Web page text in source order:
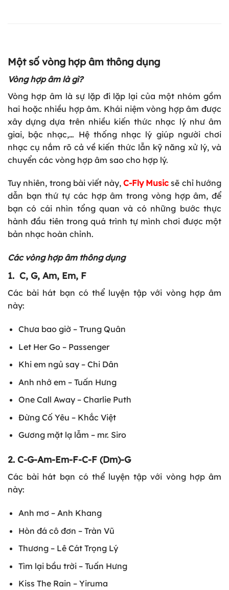
Một số vòng hợp âm thông dụng
Vòng hợp âm là gì?
Vòng hợp âm là sự lặp đi lặp lại của một nhóm gồm
hai hoặc nhiều hợp âm. Khái niệm vòng hợp âm được
xây dựng dựa trên nhiều kiến thức nhạc lý như âm
giai, bậc nhạc,… Hệ thống nhạc lý giúp người chơi
nhạc cụ nắm rõ cả về kiến thức lẫn kỹ năng xử lý, và
chuyển các vòng hợp âm sao cho hợp lý.
Tuy nhiên, trong bài viết này, C-Fly Music sẽ chỉ hướng
dẫn bạn thứ tự các hợp âm trong vòng hợp âm, để
bạn có cái nhìn tổng quan và có những bước thực
hành đầu tiên trong quá trình tự mình chơi được một
bản nhạc hoàn chỉnh.
Các vòng hợp âm thông dụng
1. C, G, Am, Em, F
Các bài hát bạn có thể luyện tập với vòng hợp âm
này:
Chưa bao giờ – Trung Quân
Let Her Go – Passenger
Khi em ngủ say – Chi Dân
Anh nhớ em – Tuấn Hưng
One Call Away – Charlie Puth
Đừng Cố Yêu – Khắc Việt
Gương mặt lạ lẫm – mr. Siro
2. C-G-Am-Em-F-C-F (Dm)-G
Các bài hát bạn có thể luyện tập với vòng hợp âm
này:
Anh mơ – Anh Khang
Hòn đá cô đơn – Tràn Vũ
Thương – Lê Cát Trọng Lý
Tìm lại bầu trời – Tuấn Hưng
Kiss The Rain – Yiruma